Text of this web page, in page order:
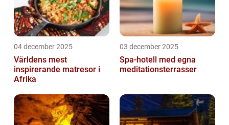
04 december 2025
Världens mest
inspirerande matresor i
Afrika
03 december 2025
Spa-hotell med egna
meditationsterrasser